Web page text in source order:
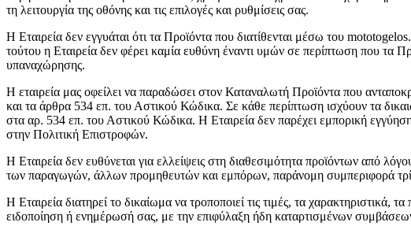
τη λειτουργία της οθόνης και τις επιλογές και ρυθμίσεις σας.
Η Εταιρεία δεν εγγυάται ότι τα Προϊόντα που διατίθενται μέσω του
τούτου η Εταιρεία δεν φέρει καμία ευθύνη έναντι υμών σε περίπτωση που τα
υπαναχώρησης.
Η εταιρεία μας οφείλει να παραδώσει στον Καταναλωτή Προϊόντα που
και τα άρθρα 534 επ. του Αστικού Κώδικα. Σε κάθε περίπτωση ισχύουν τα
στα αρ. 534 επ. του Αστικού Κώδικα. Η Εταιρεία δεν παρέχει εμπορική
στην Πολιτική Επιστροφών.
Η Εταιρεία δεν ευθύνεται για ελλείψεις στη διαθεσιμότητα προϊόντων από
των παραγωγών, άλλων προμηθευτών και εμπόρων, παράνομη συμπεριφορά
Η Εταιρεία διατηρεί το δικαίωμα να τροποποιεί τις τιμές, τα
ειδοποίηση ή ενημέρωσή σας, με την επιφύλαξη ήδη καταρτισμένων